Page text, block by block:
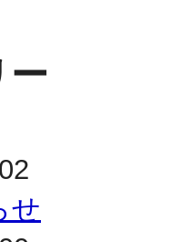
ー
せ